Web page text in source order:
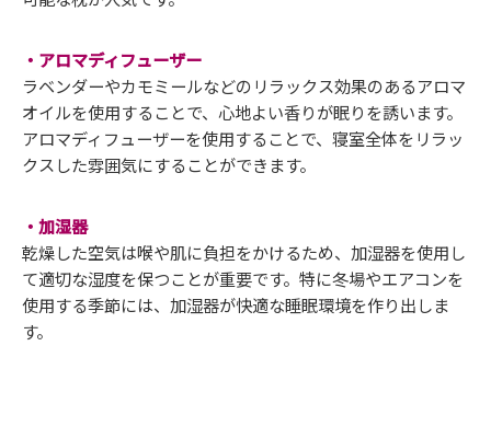
・アロマディフューザー
ラベンダーやカモミールなどのリラックス効果のあるアロマ
オイルを使用することで、心地よい香りが眠りを誘います。
アロマディフューザーを使用することで、寝室全体をリラッ
クスした雰囲気にすることができます。
・加湿器
乾燥した空気は喉や肌に負担をかけるため、加湿器を使用し
て適切な湿度を保つことが重要です。特に冬場やエアコンを
使用する季節には、加湿器が快適な睡眠環境を作り出しま
す。